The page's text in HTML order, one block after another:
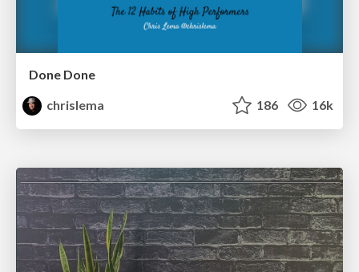
Done Done
chrislema
186 16k